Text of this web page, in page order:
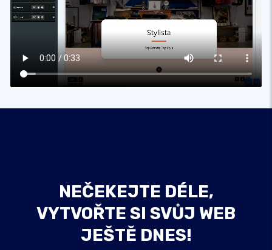
NEČEKEJTE DÉLE,
VYTVOŘTE SI SVŮJ WEB
JEŠTĚ DNES!